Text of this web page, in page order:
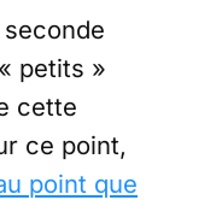
seconde
petits »
cette
ce point,
point que